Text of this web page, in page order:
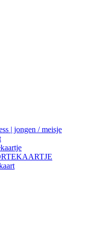
| jongen / meisje